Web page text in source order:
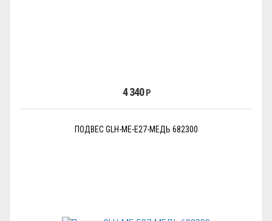
4 340 Р
ПОДВЕС GLH-ME-E27-МЕДЬ 682300